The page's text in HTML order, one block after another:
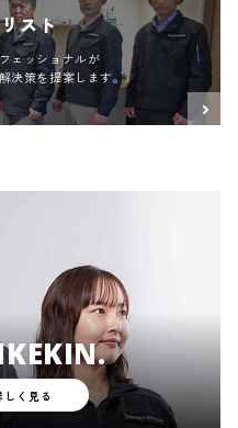
スト
ェッショナルが
決策を提案します。
しく見る